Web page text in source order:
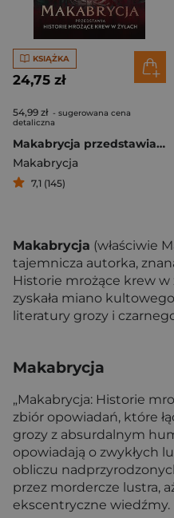
KSIĄŻKA
24,75 zł
54,99 zł - sugerowana cena
detaliczna
Makabrycja przedstawia historie mrożące krew w żyłach
Makabrycja
7,1 (145)
Makabrycja (właściwie
tajemnicza autorka,
Historie mrożące krew w
zyskała miano
literatury grozy i
Makabrycja
„Makabrycja: Historie
zbiór opowiadań, które
grozy z absurdalnym
opowiadają o zwykłych
obliczu
przez mordercze lustra,
ekscentryczne wiedźmy.